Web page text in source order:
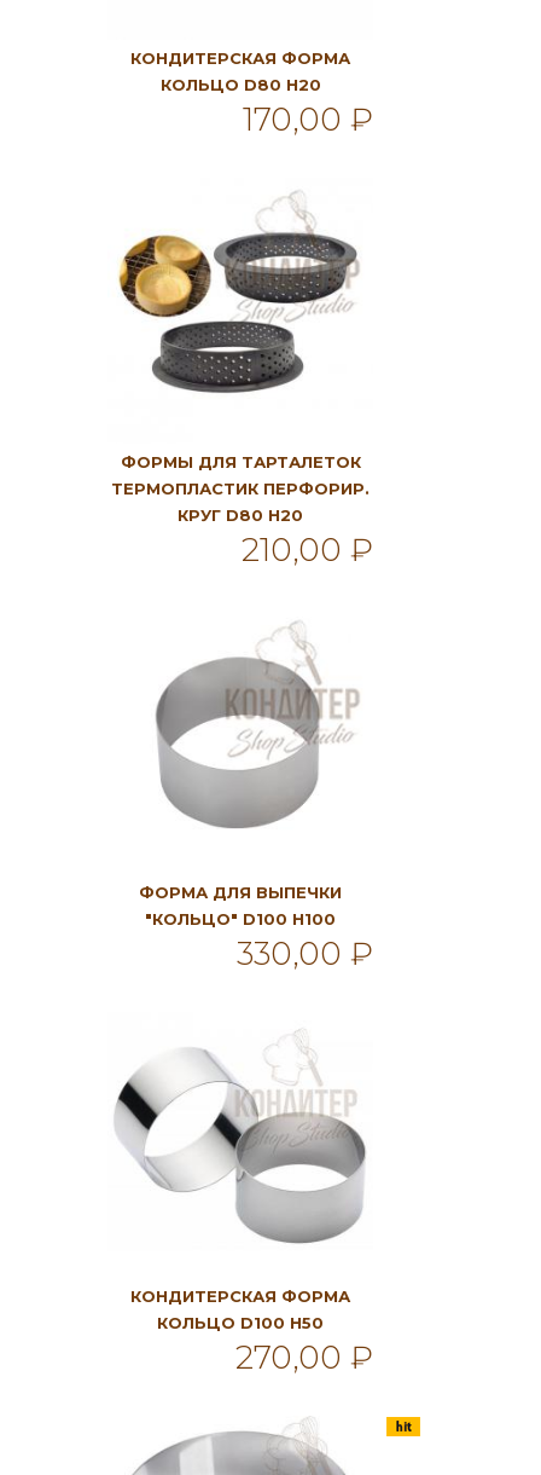
КОНДИТЕРСКАЯ ФОРМА
КОЛЬЦО D80 H20
170,00 ₽
ФОРМЫ ДЛЯ ТАРТАЛЕТОК
ТЕРМОПЛАСТИК ПЕРФОРИР.
КРУГ D80 H20
210,00 ₽
ФОРМА ДЛЯ ВЫПЕЧКИ
"КОЛЬЦО" D100 H100
330,00 ₽
КОНДИТЕРСКАЯ ФОРМА
КОЛЬЦО D100 H50
270,00 ₽